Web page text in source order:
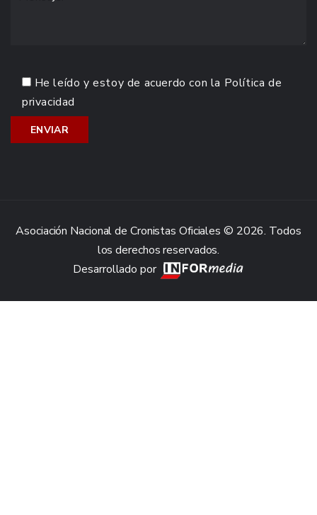
He leído y estoy de acuerdo con la Política de
privacidad
Asociación Nacional de Cronistas Oficiales © 2026. Todos
los derechos reservados.
Desarrollado por